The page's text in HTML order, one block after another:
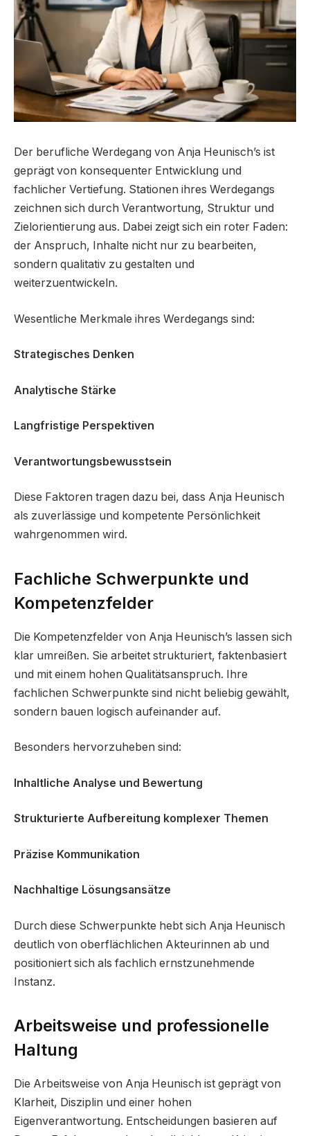
Der berufliche Werdegang von Anja Heunisch’s ist
geprägt von konsequenter Entwicklung und
fachlicher Vertiefung. Stationen ihres Werdegangs
zeichnen sich durch Verantwortung, Struktur und
Zielorientierung aus. Dabei zeigt sich ein roter Faden:
der Anspruch, Inhalte nicht nur zu bearbeiten,
sondern qualitativ zu gestalten und
weiterzuentwickeln.
Wesentliche Merkmale ihres Werdegangs sind:
Strategisches Denken
Analytische Stärke
Langfristige Perspektiven
Verantwortungsbewusstsein
Diese Faktoren tragen dazu bei, dass Anja Heunisch
als zuverlässige und kompetente Persönlichkeit
wahrgenommen wird.
Fachliche Schwerpunkte und
Kompetenzfelder
Die Kompetenzfelder von Anja Heunisch’s lassen sich
klar umreißen. Sie arbeitet strukturiert, faktenbasiert
und mit einem hohen Qualitätsanspruch. Ihre
fachlichen Schwerpunkte sind nicht beliebig gewählt,
sondern bauen logisch aufeinander auf.
Besonders hervorzuheben sind:
Inhaltliche Analyse und Bewertung
Strukturierte Aufbereitung komplexer Themen
Präzise Kommunikation
Nachhaltige Lösungsansätze
Durch diese Schwerpunkte hebt sich Anja Heunisch
deutlich von oberflächlichen Akteurinnen ab und
positioniert sich als fachlich ernstzunehmende
Instanz.
Arbeitsweise und professionelle
Haltung
Die Arbeitsweise von Anja Heunisch ist geprägt von
Klarheit, Disziplin und einer hohen
Eigenverantwortung. Entscheidungen basieren auf